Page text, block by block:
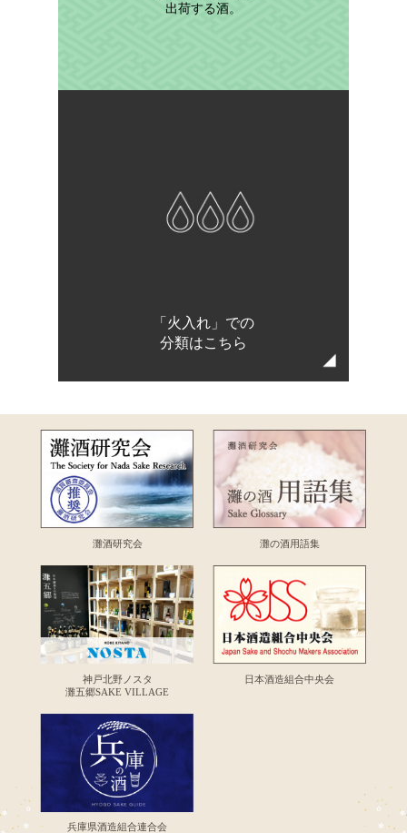
出荷する酒。
「火入れ」での
分類はこちら
灘酒研究会 灘の酒用語集
神戸北野ノスタ
灘五郷SAKE VILLAGE
日本酒造組合中央会
兵庫県酒造組合連合会